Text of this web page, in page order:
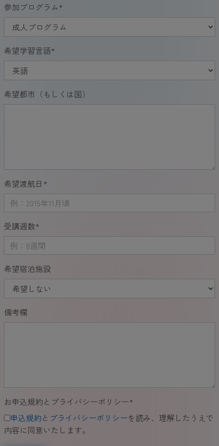
参加プログラム*
希望学習言語*
希望都市（もしくは国）
希望渡航日 *
受講週数*
希望宿泊施設
備考欄
お申込規約とプライバシーポリシー*
申込規約と プライバシーポリシーを読み、理解したうえで
内容に同意いたします。